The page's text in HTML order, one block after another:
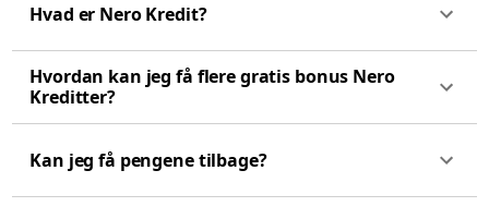
Hvad er Nero Kredit?
Hvordan kan jeg få flere gratis bonus Nero
Kreditter?
Kan jeg få pengene tilbage?